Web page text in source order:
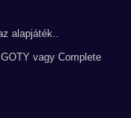
alapjáték..
vagy Complete